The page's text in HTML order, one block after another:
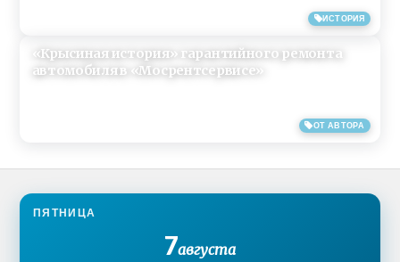
ИСТОРИЯ
ОТ АВТОРА
«Крысиная история» гарантийного ремонта
автомобиля в «Мосрентсервисе»
ПЯТНИЦА
7августа